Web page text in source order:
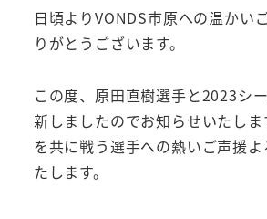
日頃よりVONDS市原への温かい
りがとうございます。
この度、原田直樹選手と2023シ
新しましたのでお知らせいたしま
を共に戦う選手への熱いご声援
たします。